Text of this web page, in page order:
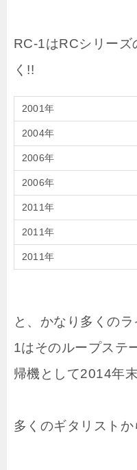
RC-1はRCシリー
く!!
2001年
2004年
2006年
2006年
2011年
2011年
2011年
と、かなり多くの
1はそのループステ
帰機として2014年
多くのギタリストか